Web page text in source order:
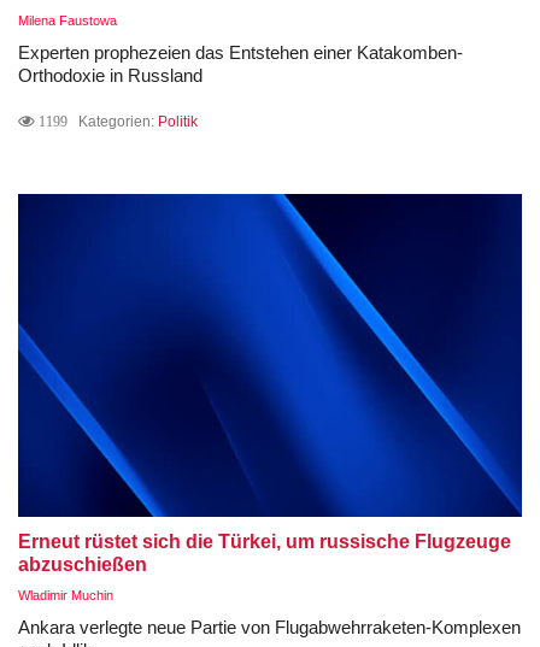
Milena Faustowa
Experten prophezeien das Entstehen einer Katakomben-
Orthodoxie in Russland
1199 Kategorien: Politik
Erneut rüstet sich die Türkei, um russische Flugzeuge
abzuschießen
Wladimir Muchin
Ankara verlegte neue Partie von Flugabwehrraketen-Komplexen